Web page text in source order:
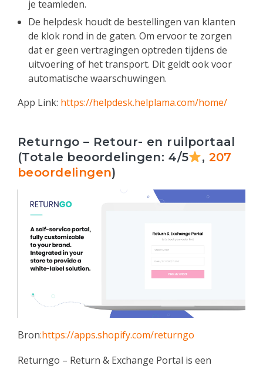
je teamleden.
De helpdesk houdt de bestellingen van klanten
de klok rond in de gaten. Om ervoor te zorgen
dat er geen vertragingen optreden tijdens de
uitvoering of het transport. Dit geldt ook voor
automatische waarschuwingen.
App Link: https://helpdesk.helplama.com/home/
Returngo – Retour- en ruilportaal
(Totale beoordelingen: 4/5
, 207
beoordelingen)
Bron:https://apps.shopify.com/returngo
Returngo – Return & Exchange Portal is een